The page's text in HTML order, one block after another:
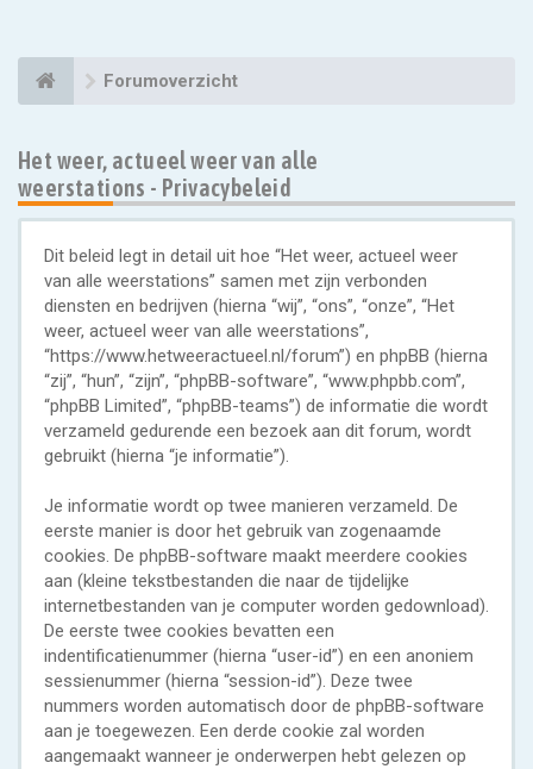
Forumoverzicht
Het weer, actueel weer van alle
weerstations - Privacybeleid
Dit beleid legt in detail uit hoe “Het weer, actueel weer
van alle weerstations” samen met zijn verbonden
diensten en bedrijven (hierna “wij”, “ons”, “onze”, “Het
weer, actueel weer van alle weerstations”,
“https://www.hetweeractueel.nl/forum”) en phpBB (hierna
“zij”, “hun”, “zijn”, “phpBB-software”, “www.phpbb.com”,
“phpBB Limited”, “phpBB-teams”) de informatie die wordt
verzameld gedurende een bezoek aan dit forum, wordt
gebruikt (hierna “je informatie”).
Je informatie wordt op twee manieren verzameld. De
eerste manier is door het gebruik van zogenaamde
cookies. De phpBB-software maakt meerdere cookies
aan (kleine tekstbestanden die naar de tijdelijke
internetbestanden van je computer worden gedownload).
De eerste twee cookies bevatten een
indentificatienummer (hierna “user-id”) en een anoniem
sessienummer (hierna “session-id”). Deze twee
nummers worden automatisch door de phpBB-software
aan je toegewezen. Een derde cookie zal worden
aangemaakt wanneer je onderwerpen hebt gelezen op